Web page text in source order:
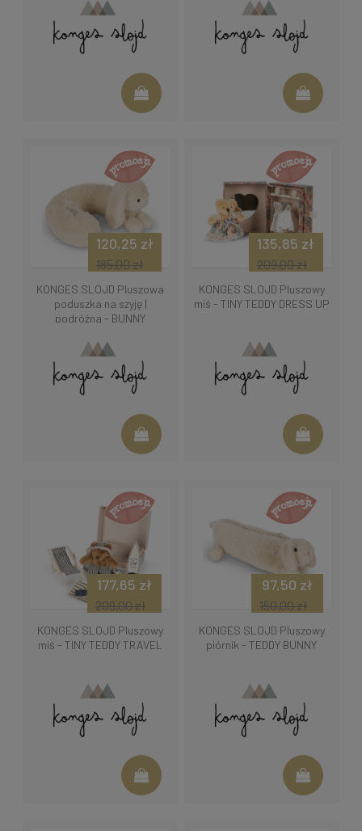
KONGES SLOJD Pluszowa
poduszka na szyję |
podróżna - BUNNY
120,25 zł
185,00 zł
KONGES SLOJD Pluszowy
miś - TINY TEDDY DRESS UP
135,85 zł
209,00 zł
KONGES SLOJD Pluszowy
miś - TINY TEDDY TRAVEL
177,65 zł
209,00 zł
KONGES SLOJD Pluszowy
piórnik - TEDDY BUNNY
97,50 zł
150,00 zł